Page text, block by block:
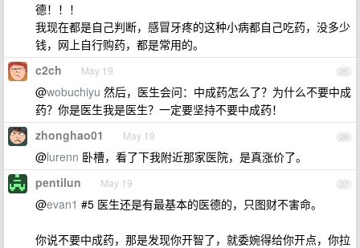
德！！！
我现在都是自己判断，感冒牙疼的这种小病都自己吃药，没多少
钱，网上自行购药，都是常用的。
25
c2ch May 19
@wobuchiyu 然后，医生会问：中成药怎么了？为什么不要中成
药？你是医生我是医生？一定要坚持不要中成药！
26
zhonghao01 May 19
@lurenn 卧槽，看了下我附近那家医院，是真涨价了。
27
pentilun May 19
@evan1 #5 医生还是有最基本的医德的，只图财不害命。
你说不要中成药，那是发现你开智了，就委婉得给你开点，你拉